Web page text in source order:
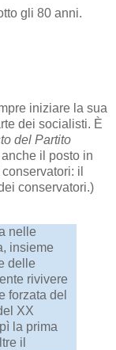
gli 80 anni.
iniziare la sua
dei socialisti. È
del Partito
il posto in
il
conservatori.)
nelle
insieme
delle
rivivere
forzata del
XX
la prima
il